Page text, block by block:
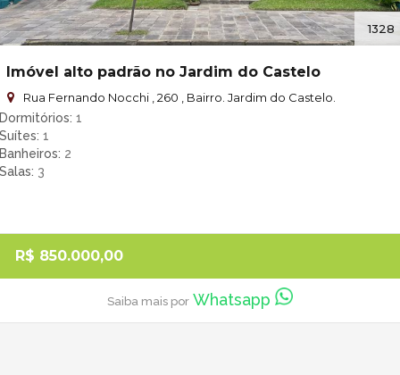
1328
Imóvel alto padrão no Jardim do Castelo
Rua Fernando Nocchi , 260 , Bairro. Jardim do Castelo.
Dormitórios 1
Suítes 1
Banheiros 2
Salas 3
R$ 850.000,00
Saiba mais por Whatsapp